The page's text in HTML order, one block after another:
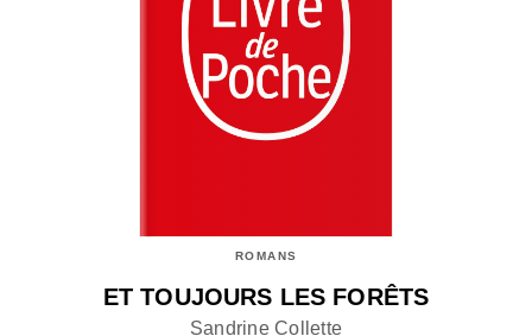
ROMANS
ET TOUJOURS LES FORÊTS
Sandrine Collette